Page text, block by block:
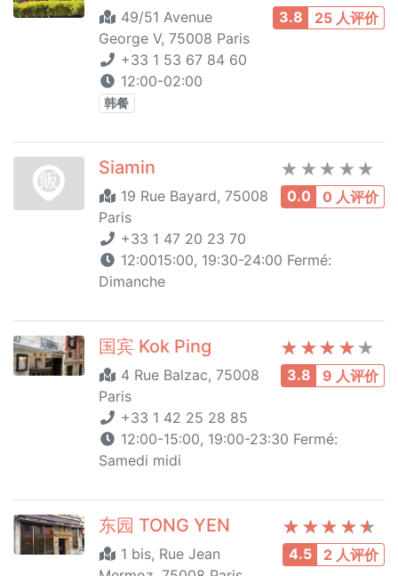
3.8 25 人评价
49/51 Avenue
George V, 75008 Paris
+33 1 53 67 84 60
12:00-02:00
韩餐
0.0 0 人评价
Siamin
19 Rue Bayard, 75008
Paris
+33 1 47 20 23 70
12:0015:00, 19:30-24:00 Fermé:
Dimanche
3.8 9 人评价
国宾 Kok Ping
4 Rue Balzac, 75008
Paris
+33 1 42 25 28 85
12:00-15:00, 19:00-23:30 Fermé:
Samedi midi
4.5 2 人评价
东园 TONG YEN
1 bis, Rue Jean